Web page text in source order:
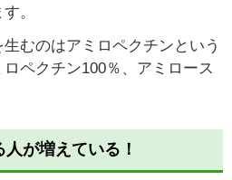
。
むのはアミロペクチンという
ペクチン100％、アミロース
が増えている！